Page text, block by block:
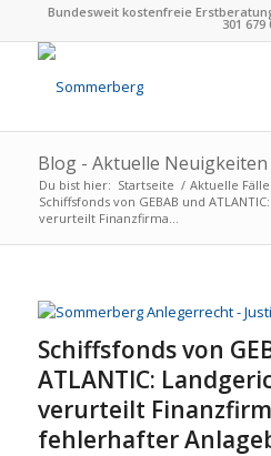
Bundesweit kostenfreie
301 679
Blog - Aktuelle Neuigkeiten
Du bist hier: Startseite / Aktuelle Fälle
Schiffsfonds von GEBAB und
verurteilt Finanzfirma...
Schiffsfonds von
ATLANTIC:
verurteilt
fehlerhafter